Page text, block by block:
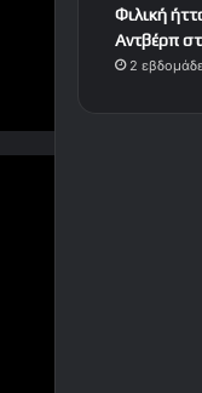
Φιλική
Αντβέρπ
2